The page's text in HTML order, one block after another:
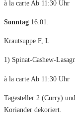
à la carte Ab 11:30 Uhr
Sonntag 16.01.
Krautsuppe F, L
1) Spinat-Cashew-
à la carte Ab 11:30 Uhr
Tagesteller 2 (Curry)
Koriander dekoriert.